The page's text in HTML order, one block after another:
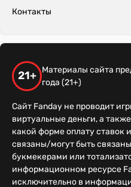
Контакты
21+
Материалы сайта
года (21+)
Сайт Fanday не проводит
виртуальные деньги, а
какой форме оплату
связаны/могут быть
букмекерами или
информационном ресурсе
исключительно в